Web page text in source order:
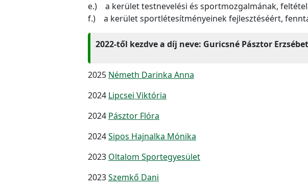
e.) a kerület testnevelési és sportmozgalmának,
f.) a kerület sportlétesítményeinek fejlesztéséért,
2022-től kezdve a díj neve: Guricsné Pásztor
2025 Németh Darinka Anna
2024 Lipcsei Viktória
2024 Pásztor Flóra
2024Sipos Hajnalka Mónika
2023 Oltalom Sportegyesület
2023Szemkő Dani